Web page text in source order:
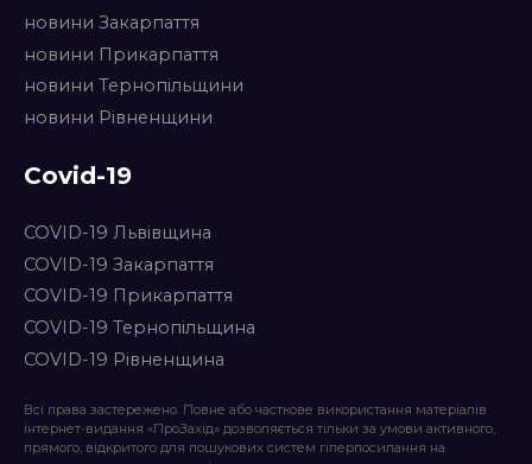
новини Закарпаття
новини Прикарпаття
новини Тернопільщини
новини Рівненщини
Covid-19
COVID-19 Львівщина
COVID-19 Закарпаття
COVID-19 Прикарпаття
COVID-19 Тернопільщина
COVID-19 Рівненщина
Всі права застережено. Повне або часткове використання матеріалів
інтернет-видання «ПроЗахід» дозволяється тільки за умови активного,
прямого, відкритого для пошукових систем гіперпосилання на